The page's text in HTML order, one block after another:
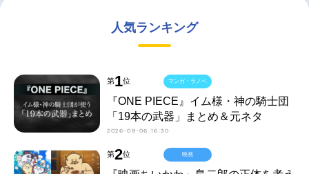
人気ランキング
第1位
『ONE PIECE』イム様・神の騎士団
「19本の武器」まとめ＆元ネタ
2026-08-06 16:30
マンガ・ラノベ
第2位 映画